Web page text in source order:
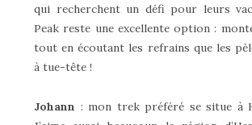
qui recherchent un défi pour leurs
Peak reste une excellente option :
tout en écoutant les refrains que les
à tue-tête !
Johann : mon trek préféré se situe à